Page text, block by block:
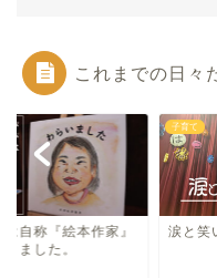
これまでの日々
は自称『絵本作家』
ました。
子育て
涙と笑